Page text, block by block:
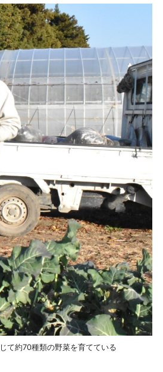
て約70種類の野菜を育てている